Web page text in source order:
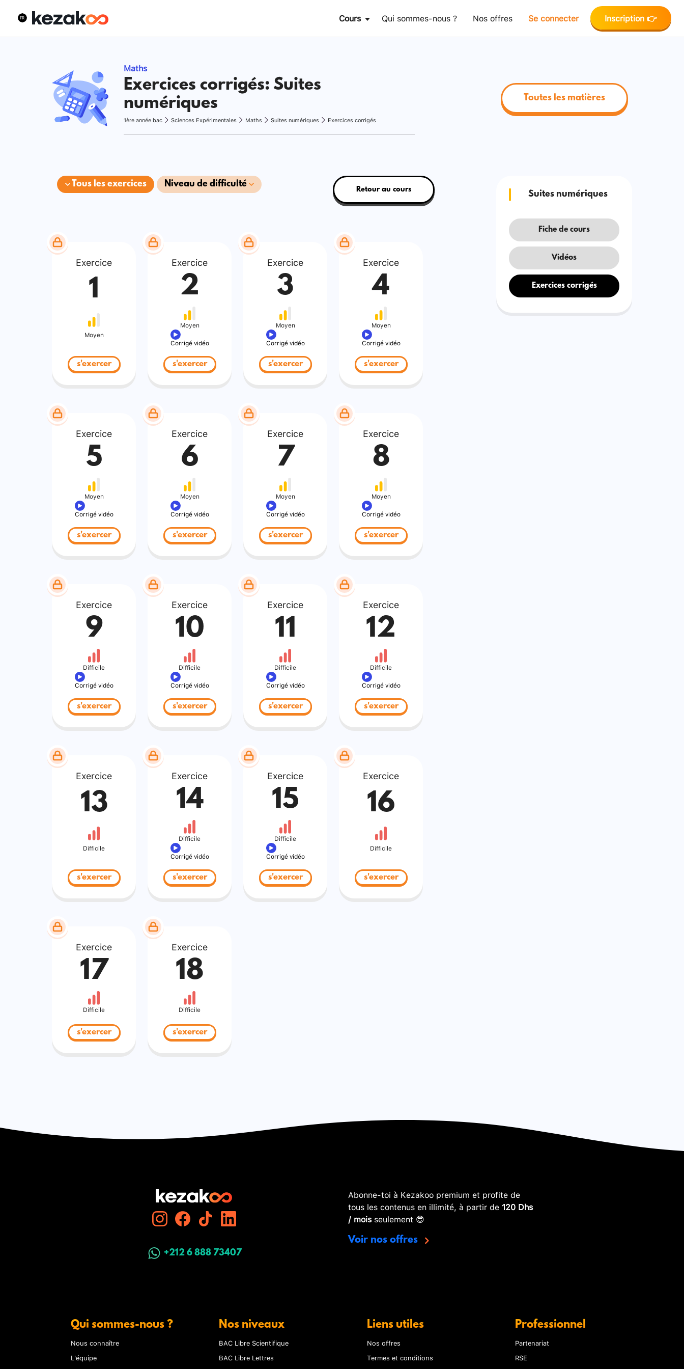
Cours Qui sommes-nous ? Nos offres Se connecter Inscription 👉
Maths
Exercices corrigés: Suites
numériques
1ère année bac Sciences Expérimentales Maths Suites numériques Exercices corrigés
Toutes les matières
Tous les exercices Niveau de difficulté
Retour au cours
Exercice
1
Moyen
s'exercer
Exercice
2
Moyen
Corrigé vidéo
s'exercer
Exercice
3
Moyen
Corrigé vidéo
s'exercer
Exercice
4
Moyen
Corrigé vidéo
s'exercer
Exercice
5
Moyen
Corrigé vidéo
s'exercer
Exercice
6
Moyen
Corrigé vidéo
s'exercer
Exercice
7
Moyen
Corrigé vidéo
s'exercer
Exercice
8
Moyen
Corrigé vidéo
s'exercer
Exercice
9
Difficile
Corrigé vidéo
s'exercer
Exercice
10
Difficile
Corrigé vidéo
s'exercer
Exercice
11
Difficile
Corrigé vidéo
s'exercer
Exercice
12
Difficile
Corrigé vidéo
s'exercer
Exercice
13
Difficile
s'exercer
Exercice
14
Difficile
Corrigé vidéo
s'exercer
Exercice
15
Difficile
Corrigé vidéo
s'exercer
Exercice
16
Difficile
s'exercer
Exercice
17
Difficile
s'exercer
Exercice
18
Difficile
s'exercer
Suites numériques
Fiche de cours
Vidéos
Exercices corrigés
+212 6 888 73407
Abonne-toi à Kezakoo premium et profite de
tous les contenus en illimité, à partir de 120 Dhs
/ moisseulement 😎
Voir nos offres
Qui sommes-nous ?
Nous connaître
L'équipe
Nos niveaux
BAC Libre Scientifique
BAC Libre Lettres
Liens utiles
Nos offres
Termes et conditions
Professionnel
Partenariat
RSE